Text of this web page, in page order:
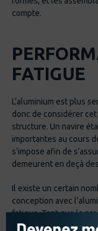
compte.
FATIGUE
L’aluminium est plus
donc de considérer
structure. Un navire
importantes au cours
s’impose afin de
demeurent en deçà
Il existe un certain
conception avec
fatigue. Tant que le
approche rationnelle